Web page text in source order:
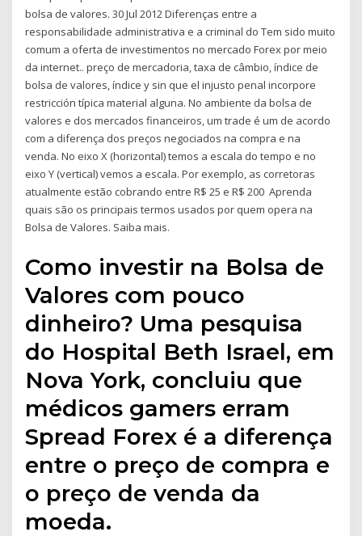
bolsa de valores. 30 Jul 2012 Diferenças entre a
responsabilidade administrativa e a criminal do Tem sido muito
comum a oferta de investimentos no mercado Forex por meio
da internet.. preço de mercadoria, taxa de câmbio, índice de
bolsa de valores, índice y sin que el injusto penal incorpore
restricción típica material alguna. No ambiente da bolsa de
valores e dos mercados financeiros, um trade é um de acordo
com a diferença dos preços negociados na compra e na
venda. No eixo X (horizontal) temos a escala do tempo e no
eixo Y (vertical) vemos a escala. Por exemplo, as corretoras
atualmente estão cobrando entre R$ 25 e R$ 200 Aprenda
quais são os principais termos usados por quem opera na
Bolsa de Valores. Saiba mais.
Como investir na Bolsa de
Valores com pouco
dinheiro? Uma pesquisa
do Hospital Beth Israel, em
Nova York, concluiu que
médicos gamers erram
Spread Forex é a diferença
entre o preço de compra e
o preço de venda da
moeda.